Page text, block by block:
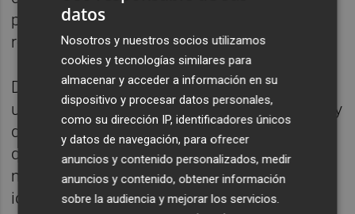
potencia hidráulica como valor final de
referencia", ha detallado el investigador.
De este modo, ha especificado que hay un
umbral a partir del cual la corriente se frena y
deposita todo lo que transporta, que es el
que su proyecto busca determinar. "El
modelo ayuda a determinar dicho umbral e
identificar así aquellas áreas idóneas para
datos
Nosotros y nuestros socios utilizamos
cookies y tecnologías similares para
almacenar y acceder a información en su
dispositivo y procesar datos personales,
como su dirección IP, identificadores únicos
y datos de navegación, para ofrecer
anuncios y contenido personalizados, medir
anuncios y contenido, obtener información
sobre la audiencia y mejorar los servicios.